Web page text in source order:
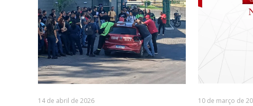
14 de abril de 2026 10 de março de